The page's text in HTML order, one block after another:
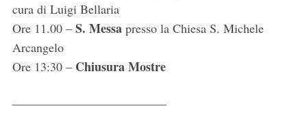
cura di Luigi Bellaria
Ore 11.00 – S. Messapresso la Chiesa S. Michele
Arcangelo
Ore 13:30 – Chiusura Mostre